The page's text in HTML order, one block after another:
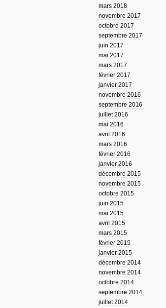
mars 2018
novembre 2017
octobre 2017
septembre 2017
juin 2017
mai 2017
mars 2017
février 2017
janvier 2017
novembre 2016
septembre 2016
juillet 2016
mai 2016
avril 2016
mars 2016
février 2016
janvier 2016
décembre 2015
novembre 2015
octobre 2015
juin 2015
mai 2015
avril 2015
mars 2015
février 2015
janvier 2015
décembre 2014
novembre 2014
octobre 2014
septembre 2014
juillet 2014